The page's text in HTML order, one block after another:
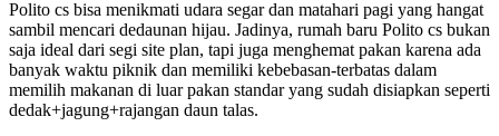
Polito cs bisa menikmati udara segar dan matahari pagi yang hangat
sambil mencari dedaunan hijau. Jadinya, rumah baru Polito cs bukan
saja ideal dari segi site plan, tapi juga menghemat pakan karena ada
banyak waktu piknik dan memiliki kebebasan-terbatas dalam
memilih makanan di luar pakan standar yang sudah disiapkan seperti
dedak+jagung+rajangan daun talas.